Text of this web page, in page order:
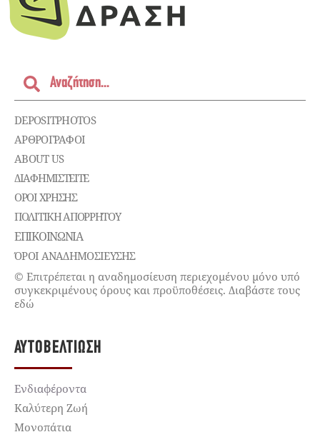
DEPOSITPHOTOS
ΑΡΘΡΟΓΡΑΦΟΙ
ABOUT US
ΔΙΑΦΗΜΙΣΤΕΊΤΕ
ΌΡΟΙ ΧΡΉΣΗΣ
ΠΟΛΙΤΙΚΉ ΑΠΟΡΡΉΤΟΥ
ΕΠΙΚΟΙΝΩΝΊΑ
ΌΡΟΙ ΑΝΑΔΗΜΟΣΙΕΥΣΗΣ
© Επιτρέπεται η αναδημοσίευση περιεχομένου μόνο υπό
συγκεκριμένους όρους και προϋποθέσεις. Διαβάστε τους
εδώ
ΑΥΤΟΒΕΛΤΊΩΣΗ
Ενδιαφέροντα
Καλύτερη Ζωή
Μονοπάτια